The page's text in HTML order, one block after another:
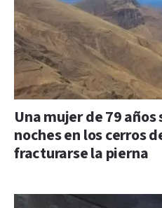
Una mujer de 79
noches en los cerros
fracturarse la pierna